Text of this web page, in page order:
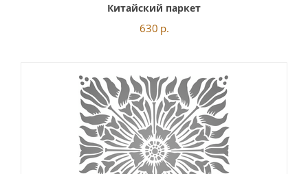
Китайский паркет
630 р.